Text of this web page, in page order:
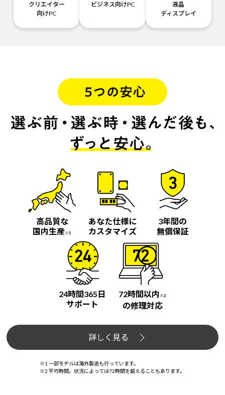
クリエイター
向けPC
ビジネス向けPC
液晶
ディスプレイ
高品質な
国内生産※1
あなた仕様に
カスタマイズ
3年間の
無償保証
24時間365日
サポート
72時間以内 ※2
の修理対応
詳しく見る
※1 一部モデルは海外製造も行っています。
※2 平均時間。状況によっては72時間を超えることもあります。